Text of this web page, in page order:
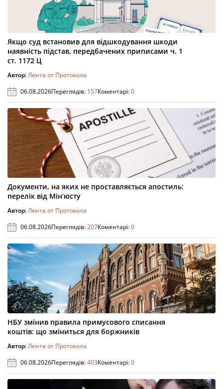
Якщо суд встановив для відшкодування шкоди
наявність підстав, передбачених приписами ч. 1
ст. 1172 Ц
Автор:Лента от Протокола
06.08.2026Переглядів: 157Коментарі:0
Документи, на яких не проставляється апостиль:
перелік від Мін’юсту
Автор:Лента от Протокола
06.08.2026Переглядів:207Коментарі:0
НБУ змінив правила примусового списання
коштів: що зміниться для боржників
Автор:Лента от Протокола
06.08.2026Переглядів:403Коментарі:0